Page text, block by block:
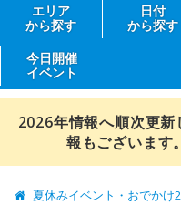
エリア
から探す
日付
から探す
今日開催
イベント
2026年情報へ順次更
報もございます
夏休みイベント・おでかけ